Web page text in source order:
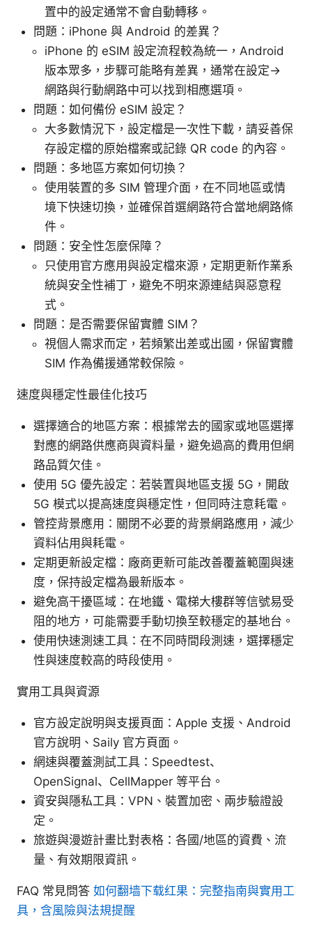
置中的設定通常不會自動轉移。
問題：iPhone 與 Android 的差異？
iPhone 的 eSIM 設定流程較為統一，Android
版本眾多，步驟可能略有差異，通常在設定->
網路與行動網路中可以找到相應選項。
問題：如何備份 eSIM 設定？
大多數情況下，設定檔是一次性下載，請妥善保
存設定檔的原始檔案或記錄 QR code 的內容。
問題：多地區方案如何切換？
使用裝置的多 SIM 管理介面，在不同地區或情
境下快速切換，並確保首選網路符合當地網路條
件。
問題：安全性怎麼保障？
只使用官方應用與設定檔來源，定期更新作業系
統與安全性補丁，避免不明來源連結與惡意程
式。
問題：是否需要保留實體 SIM？
視個人需求而定，若頻繁出差或出國，保留實體
SIM 作為備援通常較保險。
速度與穩定性最佳化技巧
選擇適合的地區方案：根據常去的國家或地區選擇
對應的網路供應商與資料量，避免過高的費用但網
路品質欠佳。
使用 5G 優先設定：若裝置與地區支援 5G，開啟
5G 模式以提高速度與穩定性，但同時注意耗電。
管控背景應用：關閉不必要的背景網路應用，減少
資料佔用與耗電。
定期更新設定檔：廠商更新可能改善覆蓋範圍與速
度，保持設定檔為最新版本。
避免高干擾區域：在地鐵、電梯大樓群等信號易受
阻的地方，可能需要手動切換至較穩定的基地台。
使用快速測速工具：在不同時間段測速，選擇穩定
性與速度較高的時段使用。
實用工具與資源
官方設定說明與支援頁面：Apple 支援、Android
官方說明、Saily 官方頁面。
網速與覆蓋測試工具：Speedtest、
OpenSignal、CellMapper 等平台。
資安與隱私工具：VPN、裝置加密、兩步驗證設
定。
旅遊與漫遊計畫比對表格：各國/地區的資費、流
量、有效期限資訊。
FAQ 常見問答 如何翻墙下载红果：完整指南與實用工
具，含風險與法規提醒